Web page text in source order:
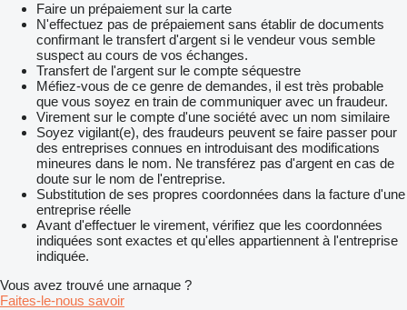
Faire un prépaiement sur la carte
N'effectuez pas de prépaiement sans établir de documents
confirmant le transfert d'argent si le vendeur vous semble
suspect au cours de vos échanges.
Transfert de l'argent sur le compte séquestre
Méfiez-vous de ce genre de demandes, il est très probable
que vous soyez en train de communiquer avec un fraudeur.
Virement sur le compte d'une société avec un nom similaire
Soyez vigilant(e), des fraudeurs peuvent se faire passer pour
des entreprises connues en introduisant des modifications
mineures dans le nom. Ne transférez pas d'argent en cas de
doute sur le nom de l'entreprise.
Substitution de ses propres coordonnées dans la facture d'une
entreprise réelle
Avant d'effectuer le virement, vérifiez que les coordonnées
indiquées sont exactes et qu'elles appartiennent à l'entreprise
indiquée.
Vous avez trouvé une arnaque ?
Faites-le-nous savoir